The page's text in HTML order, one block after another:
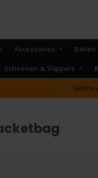
Accessoires Ballen
Schoenen & Slippers